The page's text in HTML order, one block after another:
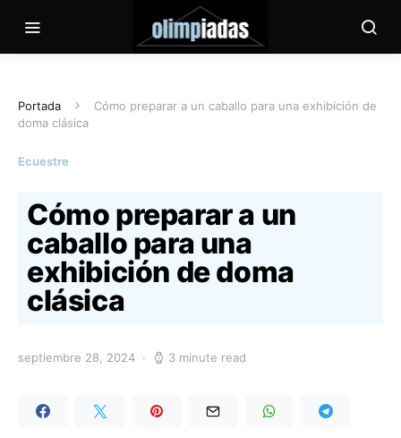
Portada
Cómo preparar a un caballo para una exhibición de
doma clásica
Ecuestre
Cómo preparar a un
caballo para una
exhibición de doma
clásica
septiembre 28, 2024 3 minute read